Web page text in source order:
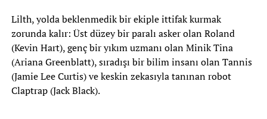
Lilth, yolda beklenmedik bir ekiple ittifak kurmak
zorunda kalır: Üst düzey bir paralı asker olan Roland
(Kevin Hart), genç bir yıkım uzmanı olan Minik Tina
(Ariana Greenblatt), sıradışı bir bilim insanı olan Tannis
(Jamie Lee Curtis) ve keskin zekasıyla tanınan robot
Claptrap (Jack Black).